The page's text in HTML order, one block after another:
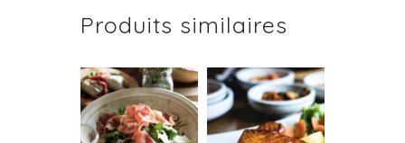
Produits similaires